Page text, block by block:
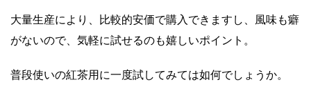
大量生産により、比較的安価で購入できますし、風味も癖
がないので、気軽に試せるのも嬉しいポイント。
普段使いの紅茶用に一度試してみては如何でしょうか。